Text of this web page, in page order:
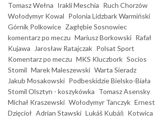
Tomasz Wełna Irakli Meschia Ruch Chorzów
Wołodymyr Kowal Polonia Lidzbark Warmiński
Górnik Polkowice Zagłębie Sosnowiec
komentarz po meczu Mariusz Borkowski Rafał
Kujawa
Jarosław Ratajczak Polsat Sport
Komentarz po meczu MKS Kluczbork Socios
Stomil Marek Maleszewski Warta Sieradz
Jakub Mosakowski Podbeskidzie Bielsko-Biała
Stomil Olsztyn - koszykówka Tomasz Asensky
Michał Kraszewski Wołodymyr Tanczyk Ernest
Dzięcioł Adrian Stawski Lukáš Kubáň Kotwica